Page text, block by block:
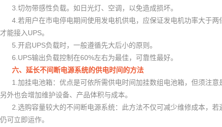
3. 切勿带感性负载。如日光灯、空调，以免造成损坏。
4. 若用户在市电停电期间使用发电机供电，应保证发电机功率大于两
才能接入UPS。
5. 开启UPS负载时，一般遵循先大后小的原则。
6.UPS输出负载控制在60%左右为最佳，可靠性最好。
六、延长不间断电源系统的供电时间的方法
1. 加挂电池箱：优点是可依所需供电时间加挂数组电池箱，但须注
另外也会增加维护设备、产品体积与成本。
2. 选购容量较大的不间断电源系统：此方法不仅可减少维修成本，
仍可立即运作。